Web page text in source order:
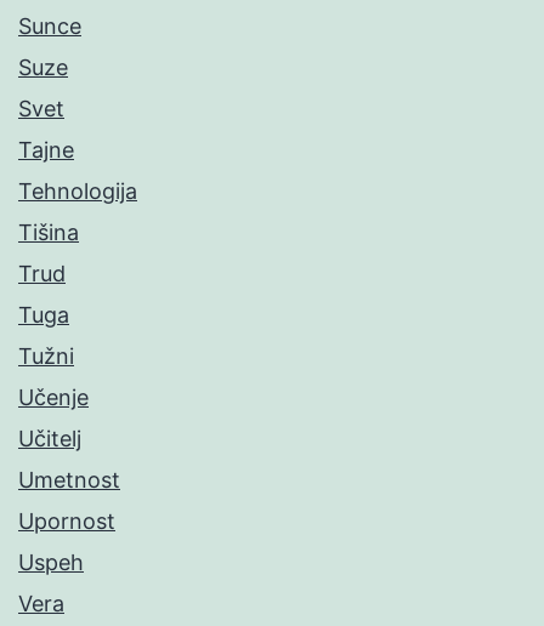
Sunce
Suze
Svet
Tajne
Tehnologija
Tišina
Trud
Tuga
Tužni
Učenje
Učitelj
Umetnost
Upornost
Uspeh
Vera